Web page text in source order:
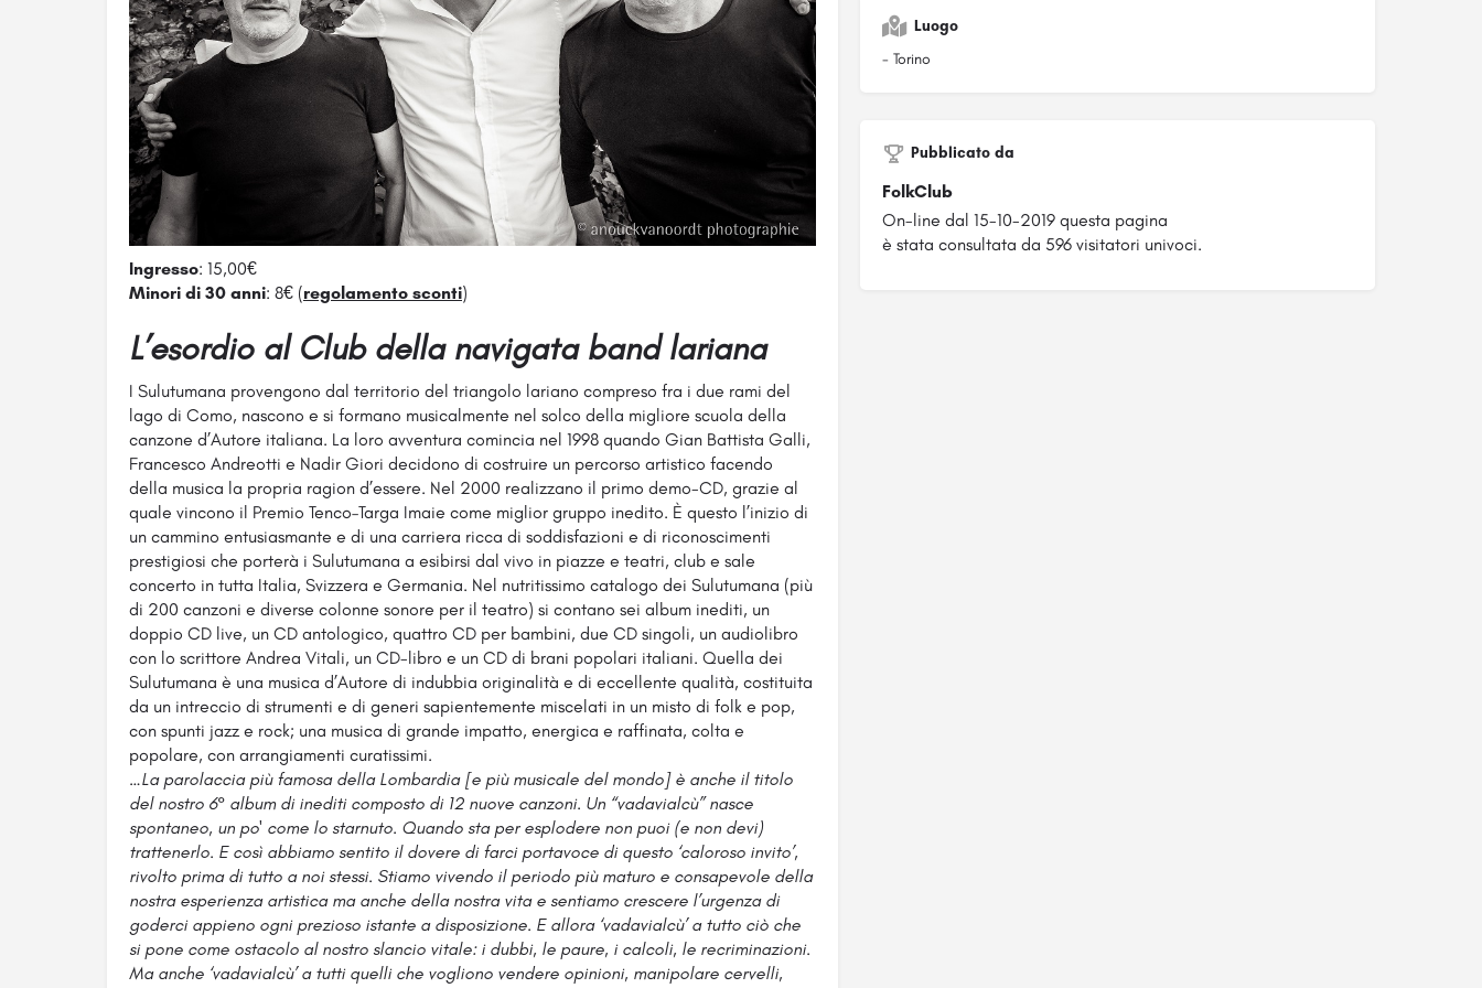
Ingresso: 15,00€
Minori di 30 anni: 8€ (regolamento sconti)
L’esordio al Club della navigata band lariana
I Sulutumana provengono dal territorio del triangolo lariano compreso fra i due rami del
lago di Como, nascono e si formano musicalmente nel solco della migliore scuola della
canzone d’Autore italiana. La loro avventura comincia nel 1998 quando Gian Battista Galli,
Francesco Andreotti e Nadir Giori decidono di costruire un percorso artistico facendo
della musica la propria ragion d’essere. Nel 2000 realizzano il primo demo-CD, grazie al
quale vincono il Premio Tenco–Targa Imaie come miglior gruppo inedito. È questo l’inizio di
un cammino entusiasmante e di una carriera ricca di soddisfazioni e di riconoscimenti
prestigiosi che porterà i Sulutumana a esibirsi dal vivo in piazze e teatri, club e sale
concerto in tutta Italia, Svizzera e Germania. Nel nutritissimo catalogo dei Sulutumana (più
di 200 canzoni e diverse colonne sonore per il teatro) si contano sei album inediti, un
doppio CD live, un CD antologico, quattro CD per bambini, due CD singoli, un audiolibro
con lo scrittore Andrea Vitali, un CD-libro e un CD di brani popolari italiani. Quella dei
Sulutumana è una musica d’Autore di indubbia originalità e di eccellente qualità, costituita
da un intreccio di strumenti e di generi sapientemente miscelati in un misto di folk e pop,
con spunti jazz e rock; una musica di grande impatto, energica e raffinata, colta e
popolare, con arrangiamenti curatissimi.
…La parolaccia più famosa della Lombardia [e più musicale del mondo] è anche il titolo
del nostro 6° album di inediti composto di 12 nuove canzoni. Un “vadavialcù” nasce
spontaneo, un po' come lo starnuto. Quando sta per esplodere non puoi (e non devi)
trattenerlo. E così abbiamo sentito il dovere di farci portavoce di questo ‘caloroso invito’,
rivolto prima di tutto a noi stessi. Stiamo vivendo il periodo più maturo e consapevole della
nostra esperienza artistica ma anche della nostra vita e sentiamo crescere l’urgenza di
goderci appieno ogni prezioso istante a disposizione. E allora ‘vadavialcù’ a tutto ciò che
si pone come ostacolo al nostro slancio vitale: i dubbi, le paure, i calcoli, le recriminazioni.
Ma anche ‘vadavialcù’ a tutti quelli che vogliono vendere opinioni, manipolare cervelli,
Luogo
- Torino
Pubblicato da
FolkClub
On-line dal 15-10-2019 questa pagina
è stata consultata da 596 visitatori univoci.